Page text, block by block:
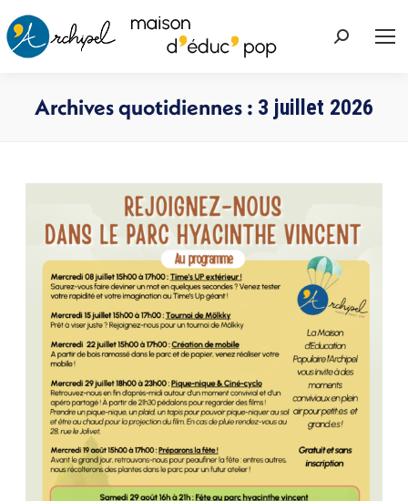
Recherche
Archives quotidiennes : 3 juillet 2026